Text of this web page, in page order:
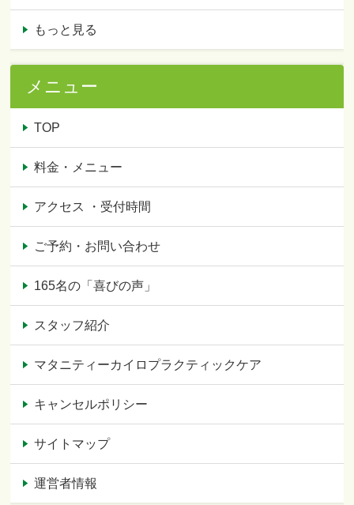
もっと見る
メニュー
TOP
料金・メニュー
アクセス ・受付時間
ご予約・お問い合わせ
165名の「喜びの声」
スタッフ紹介
マタニティーカイロプラクティックケア
キャンセルポリシー
サイトマップ
運営者情報